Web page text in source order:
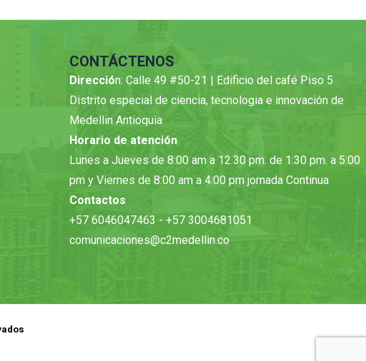
CONTÁCTENOS
Dirección: Calle 49 #50-21 | Edificio del café Piso 5
Distrito especial de ciencia, tecnologia e innovación de
Medellin Antioquia
Horario de atención
Lunes a Jueves de 8:00 am a 12.30 pm. de 1:30 pm. a 5:00
pm y Viernes de 8:00 am a 4:00 pm jornada Continua
Contactos
+57 6046047463 - +57 3004681051
comunicaciones@c2medellin.co